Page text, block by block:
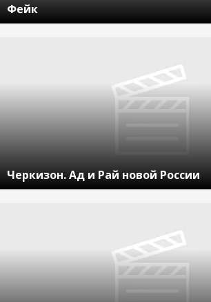
Фейк
Черкизон. Ад и Рай новой России